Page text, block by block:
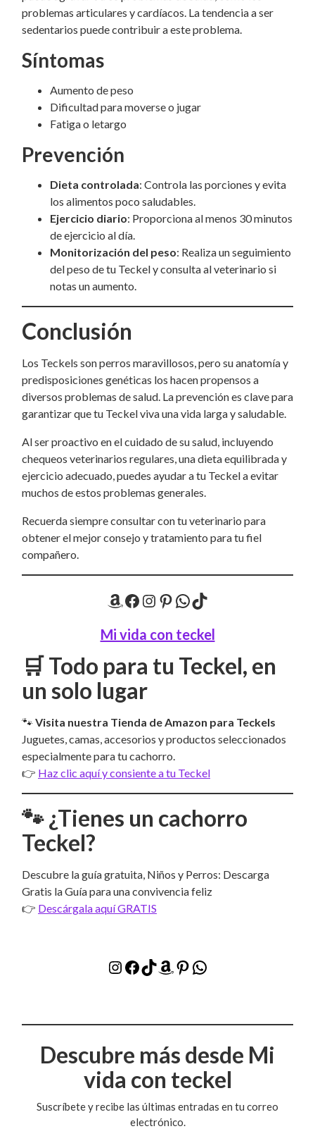
problemas articulares y cardíacos. La tendencia a ser
sedentarios puede contribuir a este problema.
Síntomas
Aumento de peso
Dificultad para moverse o jugar
Fatiga o letargo
Prevención
Dieta controlada: Controla las porciones y evita
los alimentos poco saludables.
Ejercicio diario: Proporciona al menos 30 minutos
de ejercicio al día.
Monitorización del peso: Realiza un seguimiento
del peso de tu Teckel y consulta al veterinario si
notas un aumento.
Conclusión
Los Teckels son perros maravillosos, pero su anatomía y
predisposiciones genéticas los hacen propensos a
diversos problemas de salud. La prevención es clave para
garantizar que tu Teckel viva una vida larga y saludable.
Al ser proactivo en el cuidado de su salud, incluyendo
chequeos veterinarios regulares, una dieta equilibrada y
ejercicio adecuado, puedes ayudar a tu Teckel a evitar
muchos de estos problemas generales.
Recuerda siempre consultar con tu veterinario para
obtener el mejor consejo y tratamiento para tu fiel
compañero.
Amazon Facebook Instagram Pinterest WhatsApp TikTok
Mi vida con teckel
🛒 Todo para tu Teckel, en
un solo lugar
🐾 Visita nuestra Tienda de Amazon para Teckels
Juguetes, camas, accesorios y productos seleccionados
especialmente para tu cachorro.
👉 Haz clic aquí y consiente a tu Teckel
🐾 ¿Tienes un cachorro
Teckel?
Descubre la guía gratuita, Niños y Perros: Descarga
Gratis la Guía para una convivencia feliz
👉 Descárgala aquí GRATIS
Instagram Facebook TikTok Amazon Pinterest WhatsApp
Descubre más desde Mi
vida con teckel
Suscríbete y recibe las últimas entradas en tu correo
electrónico.